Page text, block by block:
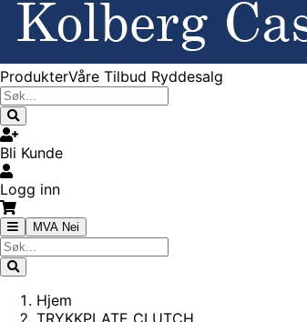
ProdukterVåre Tilbud Ryddesalg
Bli Kunde
Logg inn
MVA Nei
Hjem
TRYKKPLATE CLUTCH